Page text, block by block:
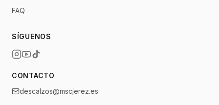
FAQ
SÍGUENOS
CONTACTO
descalzos@mscjerez.es